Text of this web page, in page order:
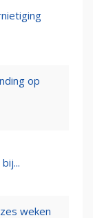
op
weken